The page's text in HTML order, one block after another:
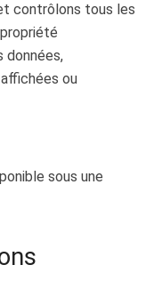
contrôlons tous les
ou
sous une